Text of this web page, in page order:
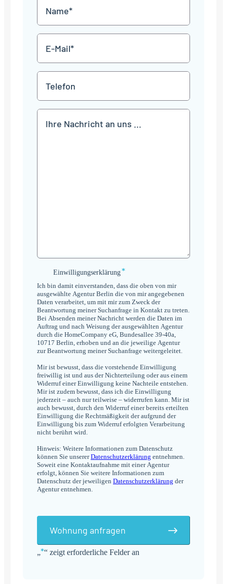
„*“ zeigt erforderliche Felder an
JJJJ
Mail
*
Einwilligungserklärung
Einwilligungserklärung*
Ich bin damit einverstanden, dass die oben von mir
ausgewählte Agentur Berlin die von mir angegebenen
Daten verarbeitet, um mit mir zum Zweck der
Beantwortung meiner Suchanfrage in Kontakt zu treten.
Bei Absenden meiner Nachricht werden die Daten im
Auftrag und nach Weisung der ausgewählten Agentur
durch die HomeCompany eG, Bundesallee 39-40a,
10717 Berlin, erhoben und an die jeweilige Agentur
zur Beantwortung meiner Suchanfrage weitergeleitet.
Mir ist bewusst, dass die vorstehende Einwilligung
freiwillig ist und aus der Nichterteilung oder aus einem
Widerruf einer Einwilligung keine Nachteile entstehen.
Mir ist zudem bewusst, dass ich die Einwilligung
jederzeit – auch nur teilweise – widerrufen kann. Mir ist
auch bewusst, durch den Widerruf einer bereits erteilten
Einwilligung die Rechtmäßigkeit der aufgrund der
Einwilligung bis zum Widerruf erfolgten Verarbeitung
nicht berührt wird.
Hinweis: Weitere Informationen zum Datenschutz
können Sie unsererDatenschutzerklärung entnehmen.
Soweit eine Kontaktaufnahme mit einer Agentur
erfolgt, können Sie weitere Informationen zum
Datenschutz der jeweiligen Datenschutzerklärung der
Agentur entnehmen.
Wohnung anfragen